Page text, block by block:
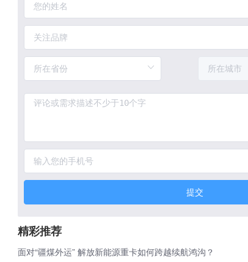
提交
精彩推荐
面对“疆煤外运” 解放新能源重卡如何跨越续航鸿沟？